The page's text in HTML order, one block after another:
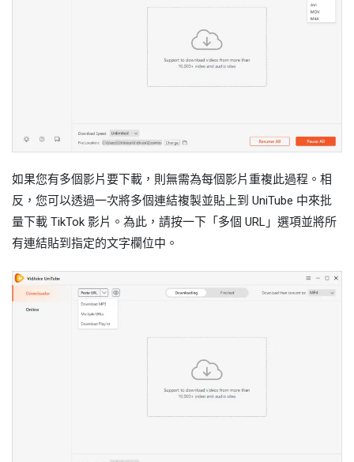
如果您有多個影片要下載，則無需為每個影片重複此過程。相
反，您可以透過一次將多個連結複製並貼上到 UniTube 中來批
量下載 TikTok 影片。為此，請按一下「多個 URL」選項並將所
有連結貼到指定的文字欄位中。